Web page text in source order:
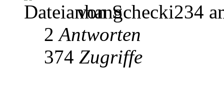
von Schecki234
2Antworten
374 Zugriffe